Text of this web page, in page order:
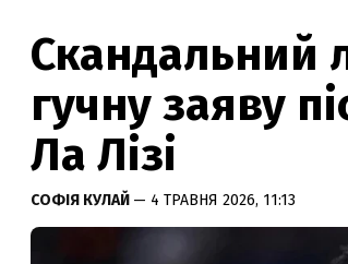
Скандальний
гучну заяву
Ла Лізі
СОФІЯ КУЛАЙ — 4 ТРАВНЯ 2026, 11:13